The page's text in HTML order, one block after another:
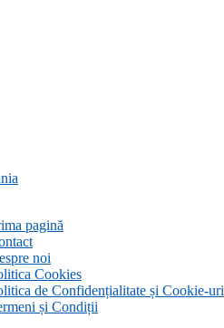
pagină
noi
Cookies
de Confidențialitate și Cookie-uri
și Condiții